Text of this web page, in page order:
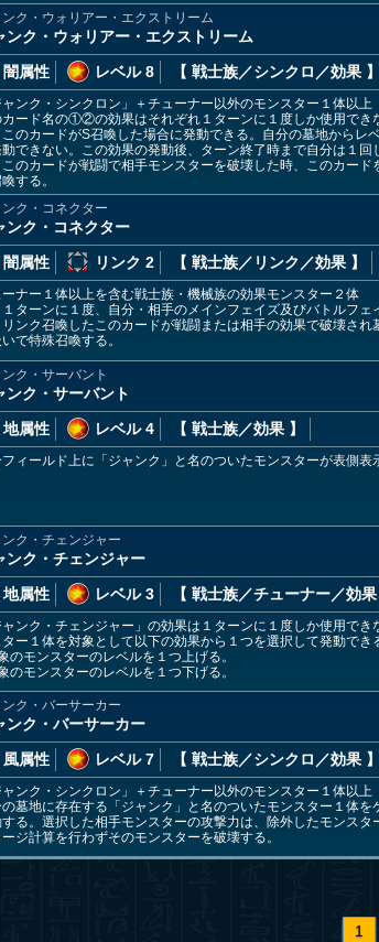
ンク・ウォリアー・エクストリーム
ンク・ウォリアー・エクストリーム
闇属性
レベル 8 【 戦士族／シンクロ／効果 】
ャンク・シンクロン」＋チューナー以外のモンスター１体以上
カード名の①②の効果はそれぞれ１ターンに１度しか使用でき
のカードがS召喚した場合に発動できる。自分の墓地からレ
できない。この効果の発動後、ターン終了時まで自分は１回
のカードが戦闘で相手モンスターを破壊した時、このカー
する。
ンク・コネクター
ンク・コネクター
闇属性
リンク 2 【 戦士族／リンク／効果 】
ナー１体以上を含む戦士族・機械族の効果モンスター２体
ターンに１度、自分・相手のメインフェイズ及びバトルフェ
ンク召喚したこのカードが戦闘または相手の効果で破壊さ
で特殊召喚する。
ク・サーバント
ンク・サーバント
地属性
レベル 4 【 戦士族／効果 】
フィールド上に「ジャンク」と名のついたモンスターが表側
ンク・チェンジャー
ンク・チェンジャー
地属性
レベル 3 【 戦士族／チューナー／効果
ャンク・チェンジャー」の効果は１ターンに１度しか使用で
ター１体を対象として以下の効果から１つを選択して発動でき
のモンスターのレベルを１つ上げる。
のモンスターのレベルを１つ下げる。
ンク・バーサーカー
ンク・バーサーカー
風属性
レベル 7 【 戦士族／シンクロ／効果 】
ャンク・シンクロン」＋チューナー以外のモンスター１体以上
の墓地に存在する「ジャンク」と名のついたモンスター１体
る。選択した相手モンスターの攻撃力は、除外したモンス
ジ計算を行わずそのモンスターを破壊する。
1